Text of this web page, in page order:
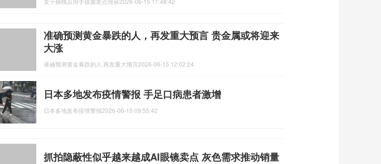
准确预测黄金暴跌的人，再发重大预言 贵金属或将迎来
大涨
准确预测黄金暴跌的人,再发重大预言2026-06-15 12:02:24
日本多地发布疫情警报 手足口病患者激增
日本多地发布疫情警报2026-06-15 09:55:42
抓拍隐蔽性似乎越来越成AI眼镜卖点 灰色需求推动销量